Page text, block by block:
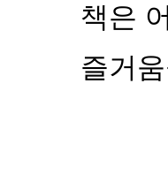
책은
즐거